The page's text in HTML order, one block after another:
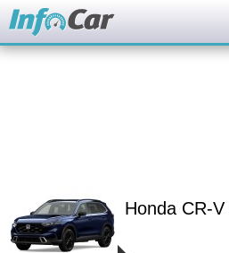
Honda CR-V